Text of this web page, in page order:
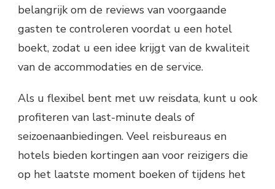
belangrijk om de reviews van voorgaande
gasten te controleren voordat u een hotel
boekt, zodat u een idee krijgt van de kwaliteit
van de accommodaties en de service.
Als u flexibel bent met uw reisdata, kunt u ook
profiteren van last-minute deals of
seizoenaanbiedingen. Veel reisbureaus en
hotels bieden kortingen aan voor reizigers die
op het laatste moment boeken of tijdens het